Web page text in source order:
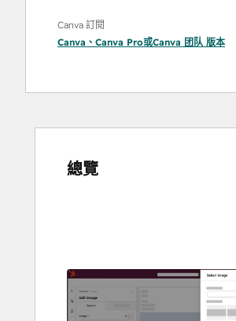
Canva 訂閱
Canva 、 Canva Pro或Canva 团队 版本
總覽
鍵
查
看